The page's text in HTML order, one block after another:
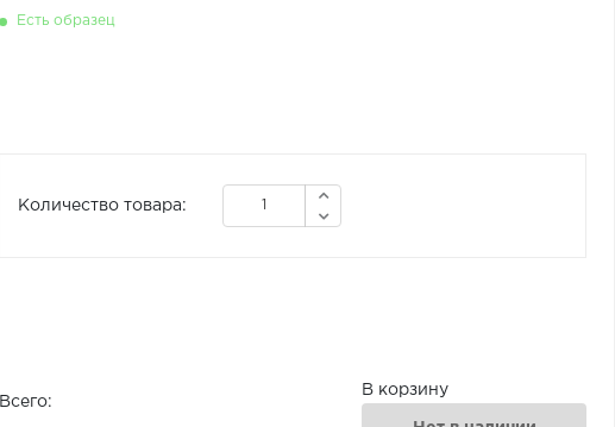
Есть образец
Количество товара:
Всего:
В корзину